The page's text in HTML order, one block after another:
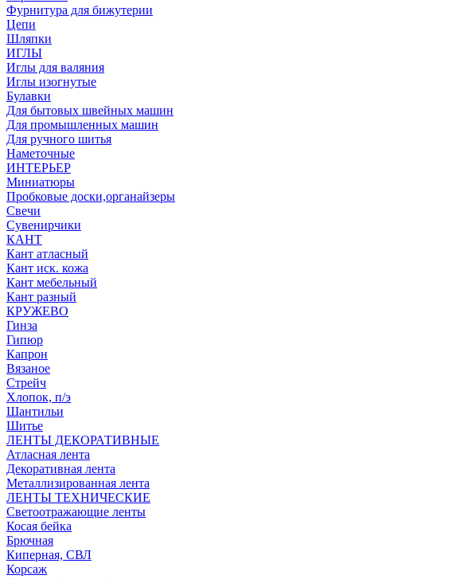
Фурнитура для бижутерии
Цепи
Шляпки
ИГЛЫ
Иглы для валяния
Иглы изогнутые
Булавки
Для бытовых швейных машин
Для промышленных машин
Для ручного шитья
Наметочные
ИНТЕРЬЕР
Миниатюры
Пробковые доски,органайзеры
Свечи
Сувенирчики
КАНТ
Кант атласный
Кант иск. кожа
Кант мебельный
Кант разный
КРУЖЕВО
Гинза
Гипюр
Капрон
Вязаное
Стрейч
Хлопок, п/э
Шантильи
Шитье
ЛЕНТЫ ДЕКОРАТИВНЫЕ
Атласная лента
Декоративная лента
Металлизированная лента
ЛЕНТЫ ТЕХНИЧЕСКИЕ
Светоотражающие ленты
Косая бейка
Брючная
Киперная, СВЛ
Корсаж